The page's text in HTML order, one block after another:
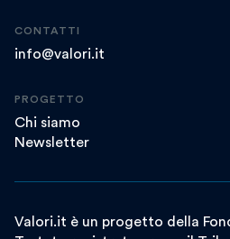
CONTATTI
info@valori.it
PROGETTO
Chi siamo
Newsletter
Valori.it è un progetto della